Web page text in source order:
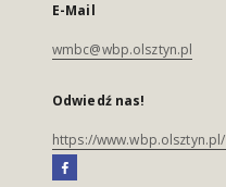
E-Mail
wmbc@wbp.olsztyn.pl
Odwiedź nas!
https://www.wbp.olsztyn.pl/